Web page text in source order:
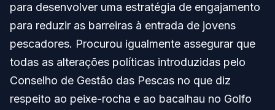
para desenvolver uma estratégia de engajamento
para reduzir as barreiras à entrada de jovens
pescadores. Procurou igualmente assegurar que
todas as alterações políticas introduzidas pelo
Conselho de Gestão das Pescas no que diz
respeito ao peixe-rocha e ao bacalhau no Golfo